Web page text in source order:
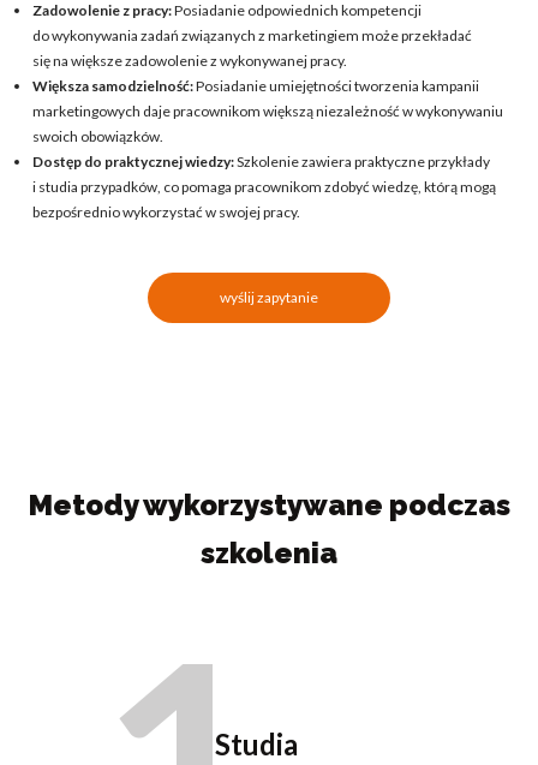
Zadowolenie z pracy:Posiadanie odpowiednich kompetencji
do wykonywania zadań związanych z marketingiem może przekładać
się na większe zadowolenie z wykonywanej pracy.
Większa samodzielność:Posiadanie umiejętności tworzenia kampanii
marketingowych daje pracownikom większą niezależność w wykonywaniu
swoich obowiązków.
Dostęp do praktycznej wiedzy:Szkolenie zawiera praktyczne przykłady
i studia przypadków, co pomaga pracownikom zdobyć wiedzę, którą mogą
bezpośrednio wykorzystać w swojej pracy.
wyślij zapytanie
Metody wykorzystywane podczas
szkolenia
Studia